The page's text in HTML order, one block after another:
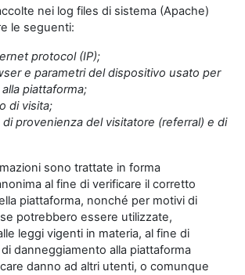
nei log files di sistema (Apache)
le seguenti:
protocol (IP);
e parametri del dispositivo usato per
piattaforma;
di visita;
di provenienza del visitatore (referral) e di
sono trattate in forma
al fine di verificare il corretto
piattaforma, nonché per motivi di
potrebbero essere utilizzate,
leggi vigenti in materia, al fine di
danneggiamento alla piattaforma
danno ad altri utenti, o comunque